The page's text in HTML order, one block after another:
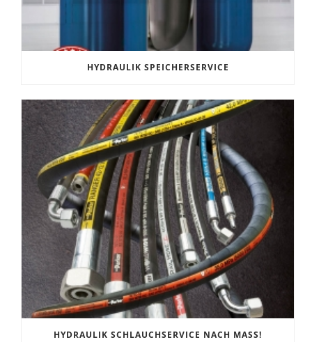
HYDRAULIK SPEICHERSERVICE
HYDRAULIK SCHLAUCHSERVICE NACH MASS!